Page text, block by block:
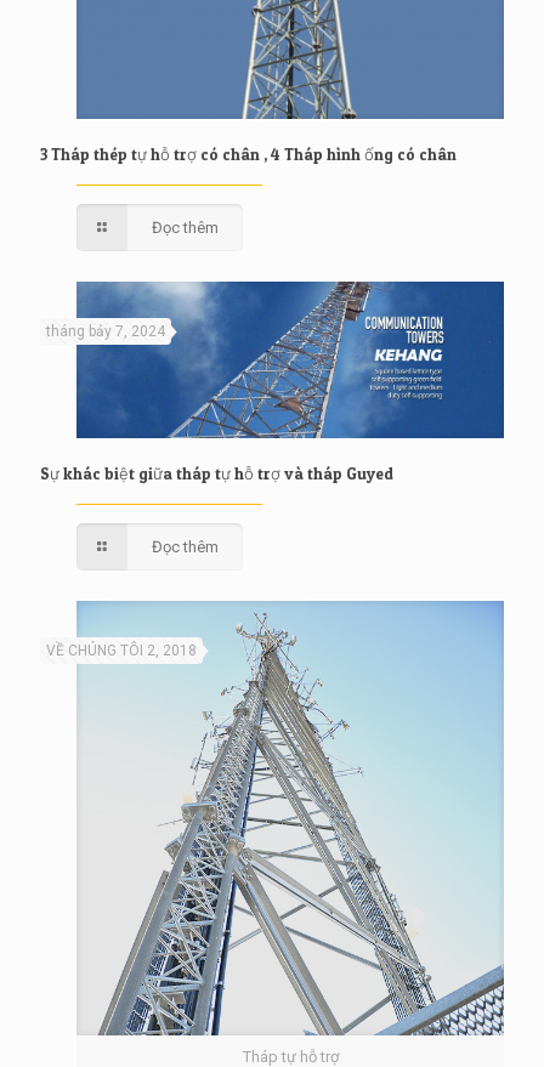
3 Tháp thép tự hỗ trợ có chân , 4 Tháp hình ống có chân
Đọc thêm
tháng bảy 7, 2024
Sự khác biệt giữa tháp tự hỗ trợ và tháp Guyed
Đọc thêm
Tháp tự hỗ trợ
VỀ CHÚNG TÔI 2, 2018